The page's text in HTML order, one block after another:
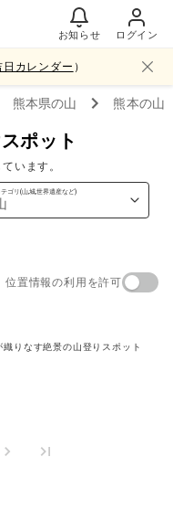
お知らせ ログイン
カレンダー ）
熊本県の山 熊本の山
ポット
います。
テゴリ(山,城,世界遺産など)
位置情報の利用を許可
りなす絶景の山登りスポット